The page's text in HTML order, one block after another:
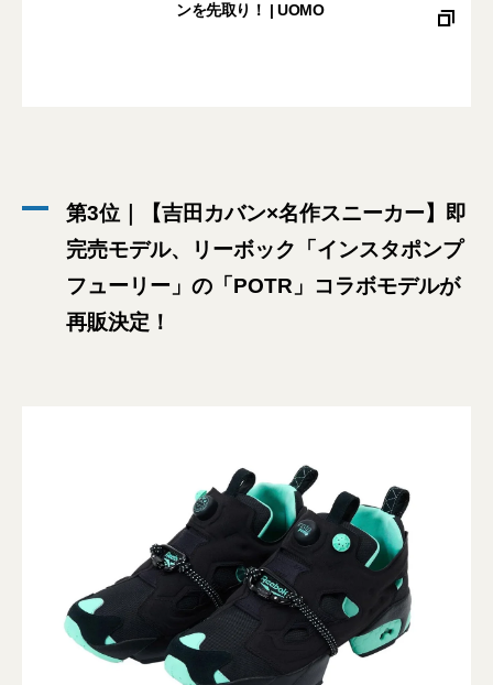
ンを先取り！ | UOMO
第3位｜【吉田カバン×名作スニーカー】即
完売モデル、リーボック「インスタポンプ
フューリー」の「POTR」コラボモデルが
再販決定！